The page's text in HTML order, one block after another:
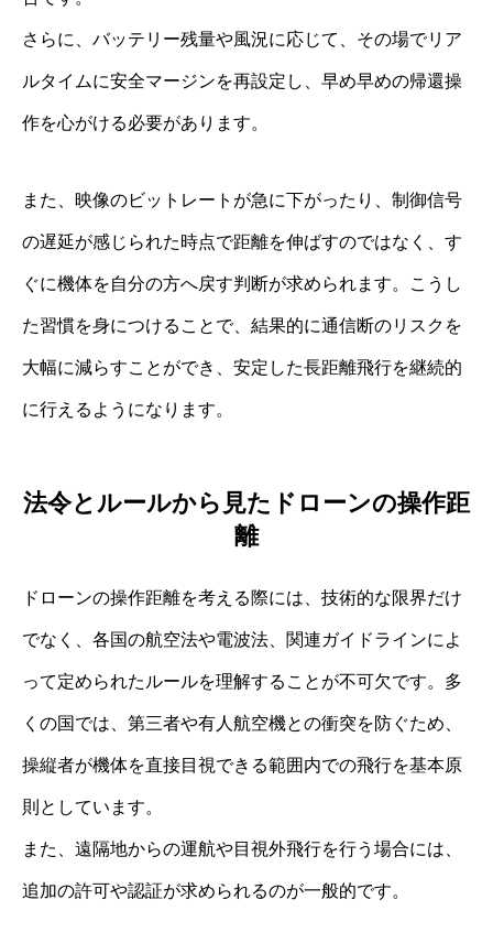
さらに、バッテリー残量や風況に応じて、その場でリア
ルタイムに安全マージンを再設定し、早め早めの帰還操
作を心がける必要があります。
また、映像のビットレートが急に下がったり、制御信号
の遅延が感じられた時点で距離を伸ばすのではなく、す
ぐに機体を自分の方へ戻す判断が求められます。こうし
た習慣を身につけることで、結果的に通信断のリスクを
大幅に減らすことができ、安定した長距離飛行を継続的
に行えるようになります。
法令とルールから見たドローンの操作距
離
ドローンの操作距離を考える際には、技術的な限界だけ
でなく、各国の航空法や電波法、関連ガイドラインによ
って定められたルールを理解することが不可欠です。多
くの国では、第三者や有人航空機との衝突を防ぐため、
操縦者が機体を直接目視できる範囲内での飛行を基本原
則としています。
また、遠隔地からの運航や目視外飛行を行う場合には、
追加の許可や認証が求められるのが一般的です。